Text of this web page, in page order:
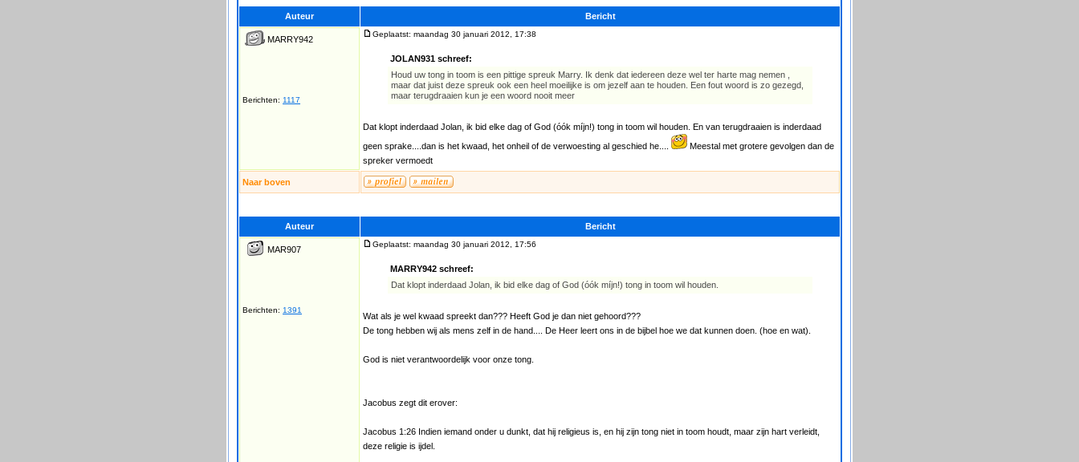
Auteur Bericht
MARRY942
Berichten: 1117
Geplaatst: maandag 30 januari 2012, 17:38
JOLAN931 schreef:
Houd uw tong in toom is een pittige spreuk Marry. Ik denk dat iedereen deze wel ter harte mag nemen ,
maar dat juist deze spreuk ook een heel moeilijke is om jezelf aan te houden. Een fout woord is zo gezegd,
maar terugdraaien kun je een woord nooit meer
Dat klopt inderdaad Jolan, ik bid elke dag of God (óók míjn!) tong in toom wil houden. En van terugdraaien is inderdaad
geen sprake....dan is het kwaad, het onheil of de verwoesting al geschied he....
Meestal met grotere gevolgen dan de
spreker vermoedt
Naar boven
Auteur Bericht
MAR907
Berichten: 1391
Geplaatst: maandag 30 januari 2012, 17:56
MARRY942 schreef:
Dat klopt inderdaad Jolan, ik bid elke dag of God (óók míjn!) tong in toom wil houden.
Wat als je wel kwaad spreekt dan??? Heeft God je dan niet gehoord???
De tong hebben wij als mens zelf in de hand.... De Heer leert ons in de bijbel hoe we dat kunnen doen. (hoe en wat).
God is niet verantwoordelijk voor onze tong.
Jacobus zegt dit erover:
Jacobus 1:26 Indien iemand onder u dunkt, dat hij religieus is, en hij zijn tong niet in toom houdt, maar zijn hart verleidt,
deze religie is ijdel.